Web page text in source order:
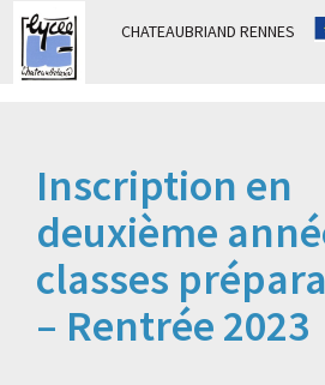
CHATEAUBRIAND RENNES
Inscription en
deuxième
classes
– Rentrée 2023
Panneau de gestion des cookies